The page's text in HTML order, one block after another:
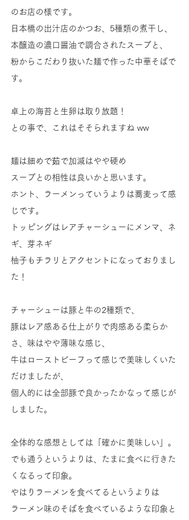
のお店の様です。
日本橋の出汁店のかつお、5種類の煮干し、
本醸造の濃口醤油で調合されたスープと、
粉からこだわり抜いた麺で作った中華そばで
す。
卓上の海苔と生卵は取り放題！
との事で、これはそそられますね ww
麺は細めで茹で加減はやや硬め
スープとの相性は良いかと思います。
ホント、ラーメンっていうよりは蕎麦って感
じです。
トッピングはレアチャーシューにメンマ、ネ
ギ、芽ネギ
柚子もチラリとアクセントになっておりまし
た！
チャーシューは豚と牛の2種類で、
豚はレア感ある仕上がりで肉感ある柔らか
さ、味はやや薄味な感じ、
牛はローストビーフって感じで美味しくいた
だけましたが、
個人的には全部豚で良かったかなって感じが
しました。
全体的な感想としては「確かに美味しい」。
でも通うというよりは、たまに食べに行きた
くなるって印象。
やはりラーメンを食べてるというよりは
ラーメン味のそばを食べているような印象と